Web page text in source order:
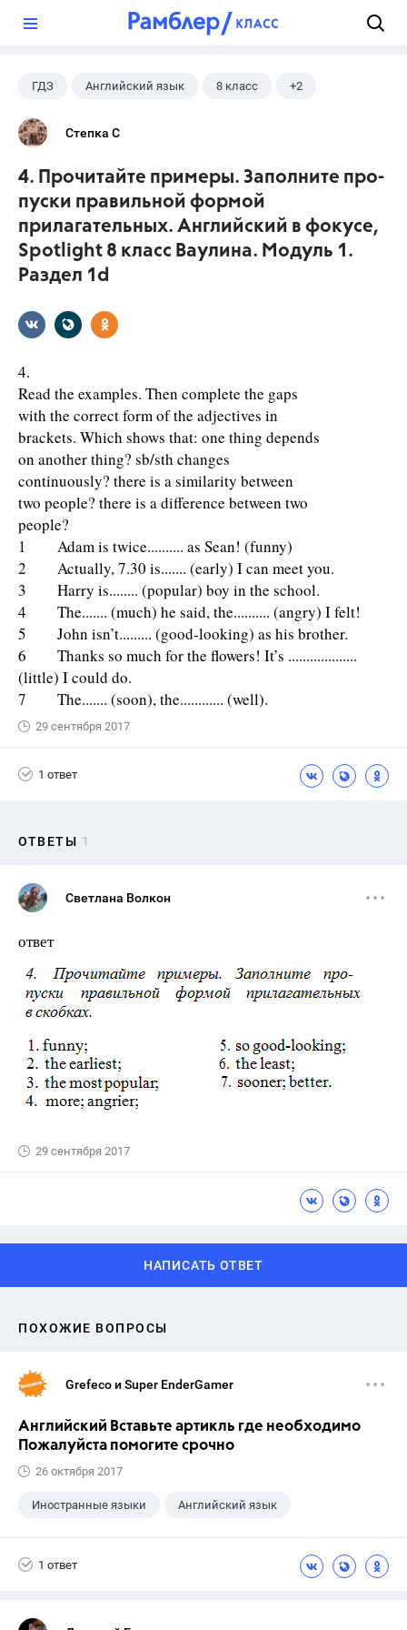
ГДЗ Английский язык 8 класс +2
Ваулина Ю.Е.
Степка С
4. Прочитайте примеры. Заполните про­
пуски правильной формой
прилагательных. Английский в фокусе,
Spotlight 8 класс Ваулина. Модуль 1.
Раздел 1d
4.
Read the examples. Then complete the gaps
with the correct form of the adjectives in
brackets. Which shows that: one thing depends
on another thing? sb/sth changes
continuously? there is a similarity between
two people? there is a difference between two
people?
1 Adam is twice.......... as Sean! (funny)
2 Actually, 7.30 is....... (early) I can meet you.
3 Harry is........ (popular) boy in the school.
4 The....... (much) he said, the.......... (angry) I felt!
5 John isn’t......... (good-looking) as his brother.
6 Thanks so much for the flowers! It’s ...................
(little) I could do.
7 The....... (soon), the............ (well).
29 сентября 2017
1 ответ
ОТВЕТЫ 1
Светлана Волкон
ответ
29 сентября 2017
НАПИСАТЬ ОТВЕТ
ПОХОЖИЕ ВОПРОСЫ
Grefeco и Super EnderGamer
Английский Вставьте артикль где необходимо
Пожалуйста помогите срочно
26 октября 2017
Иностранные языки Английский язык
1 ответ